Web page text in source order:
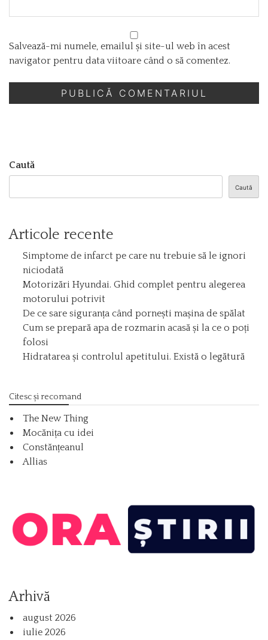
Salvează-mi numele, emailul și site-ul web în acest
navigator pentru data viitoare când o să comentez.
Caută
Caută
Articole recente
Simptome de infarct pe care nu trebuie să le ignori
niciodată
Motorizări Hyundai. Ghid complet pentru alegerea
motorului potrivit
De ce sare siguranța când pornești mașina de spălat
Cum se prepară apa de rozmarin acasă și la ce o poți
folosi
Hidratarea și controlul apetitului. Există o legătură
Citesc și recomand
The New Thing
Mocănița cu idei
Constănțeanul
Allias
Arhivă
august 2026
iulie 2026